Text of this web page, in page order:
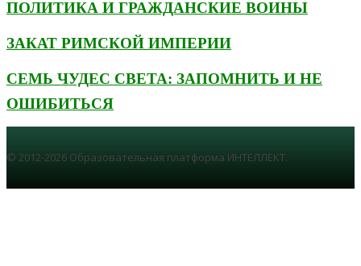
ПОЛИТИКА И ГРАЖДАНСКИЕ ВОИНЫ
ЗАКАТ РИМСКОЙ ИМПЕРИИ
СЕМЬ ЧУДЕС СВЕТА: ЗАПОМНИТЬ И НЕ
ОШИБИТЬСЯ
© 2012-2026 Образовательная платформа ИНТЕЛЛЕКТ.